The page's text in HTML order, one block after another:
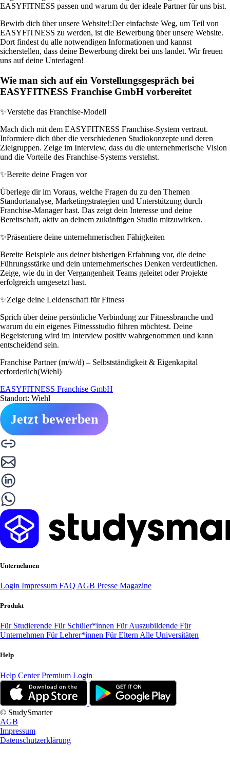
EASYFITNESS passen und warum du der ideale Partner für uns bist.
Bewirb dich über unsere Website!:Der einfachste Weg, um Teil von
EASYFITNESS zu werden, ist die Bewerbung über unsere Website.
Dort findest du alle notwendigen Informationen und kannst
sicherstellen, dass deine Bewerbung direkt bei uns landet. Wir freuen
uns auf deine Unterlagen!
Wie man sich auf ein Vorstellungsgespräch bei
EASYFITNESS Franchise GmbH vorbereitet
✨Verstehe das Franchise-Modell
Mach dich mit dem EASYFITNESS Franchise-System vertraut.
Informiere dich über die verschiedenen Studiokonzepte und deren
Zielgruppen. Zeige im Interview, dass du die unternehmerische Vision
und die Vorteile des Franchise-Systems verstehst.
✨Bereite deine Fragen vor
Überlege dir im Voraus, welche Fragen du zu den Themen
Standortanalyse, Marketingstrategien und Unterstützung durch
Franchise-Manager hast. Das zeigt dein Interesse und deine
Bereitschaft, aktiv an deinem zukünftigen Studio mitzuwirken.
✨Präsentiere deine unternehmerischen Fähigkeiten
Bereite Beispiele aus deiner bisherigen Erfahrung vor, die deine
Führungsstärke und dein unternehmerisches Denken verdeutlichen.
Zeige, wie du in der Vergangenheit Teams geleitet oder Projekte
erfolgreich umgesetzt hast.
✨Zeige deine Leidenschaft für Fitness
Sprich über deine persönliche Verbindung zur Fitnessbranche und
warum du ein eigenes Fitnessstudio führen möchtest. Deine
Begeisterung wird im Interview positiv wahrgenommen und kann
entscheidend sein.
Franchise Partner (m/w/d) – Selbstständigkeit & Eigenkapital
erforderlich(Wiehl)
EASYFITNESS Franchise GmbH
Standort: Wiehl
Jetzt bewerben
Unternehmen
Login Impressum FAQ AGB Presse Magazine
Produkt
Für Studierende Für Schüler*innen Für Auszubildende Für
Unternehmen Für Lehrer*innen Für Eltern Alle Universitäten
Help
Help CenterPremium Login
© StudySmarter
AGB
Impressum
Datenschutzerklärung